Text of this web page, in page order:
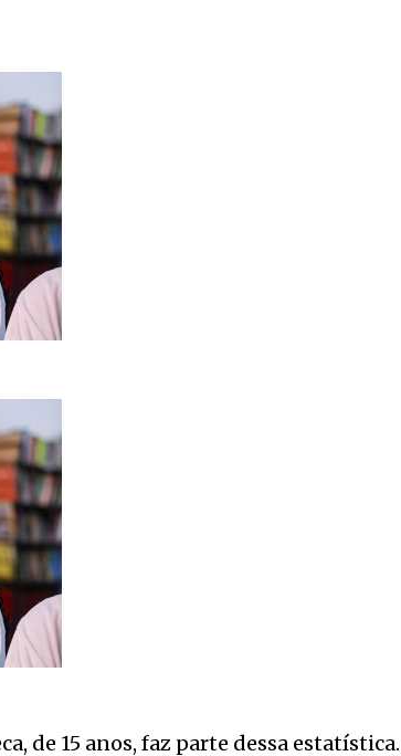
de 15 anos, faz parte dessa estatística.